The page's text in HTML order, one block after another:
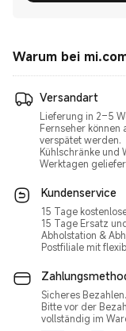
Warum bei
Versandart
Lieferung in 2–5
Fernseher
verspätet werden.
Kühlschränke und
Werktagen
Kundenservice
15 Tage
15 Tage Ersatz
Abholstation &
Postfiliale mit
Sicheres
Bitte vor der
vollständig im